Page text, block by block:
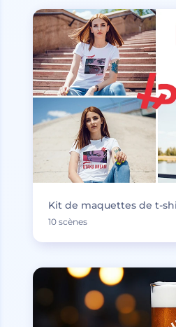
Kit de maquettes de t-
10 scènes